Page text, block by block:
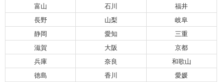
富山
石川
福井
長野
山梨
岐阜
静岡
愛知
三重
滋賀
大阪
京都
兵庫
奈良
和歌山
徳島
香川
愛媛